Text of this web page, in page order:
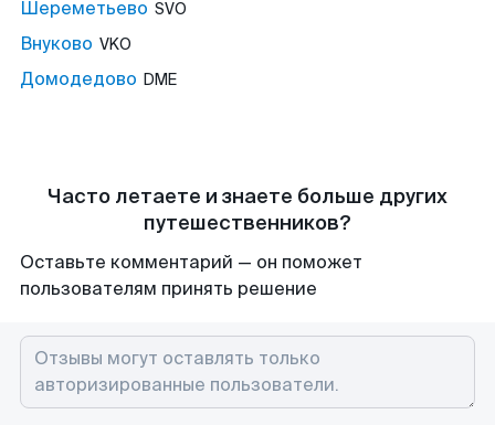
Шереметьево SVO
Внуково VKO
Домодедово DME
Часто летаете и знаете больше других
путешественников?
Оставьте комментарий — он поможет
пользователям принять решение